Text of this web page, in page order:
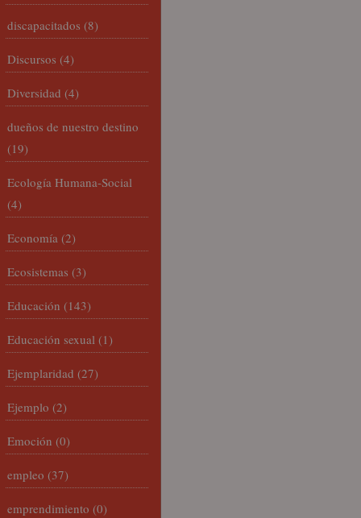
discapacitados (8)
Discursos (4)
Diversidad (4)
dueños de nuestro destino
(19)
Ecología Humana-Social
(4)
Economía (2)
Ecosistemas (3)
Educación (143)
Educación sexual (1)
Ejemplaridad (27)
Ejemplo (2)
Emoción (0)
empleo (37)
emprendimiento (0)